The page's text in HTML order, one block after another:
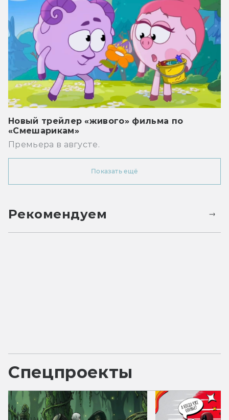
Новый трейлер «живого» фильма по
«Смешарикам»
Премьера в августе.
Показать ещё
Рекомендуем
Спецпроекты